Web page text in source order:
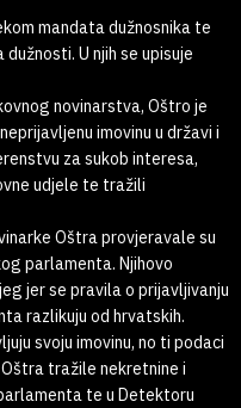
mandata dužnosnika te
U njih se upisuje
novinarstva, Oštro je
imovinu u državi i
za sukob interesa,
udjele te tražili
Oštra provjeravale su
parlamenta. Njihovo
jer se pravila o prijavljivanju
razlikuju od hrvatskih.
svoju imovinu, no ti podaci
tražile nekretnine i
te u Detektoru